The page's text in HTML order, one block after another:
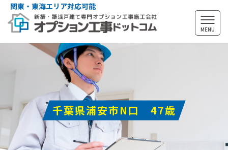
関東・東海エリア対応可能
MENU
千葉県浦安市N口 47歳